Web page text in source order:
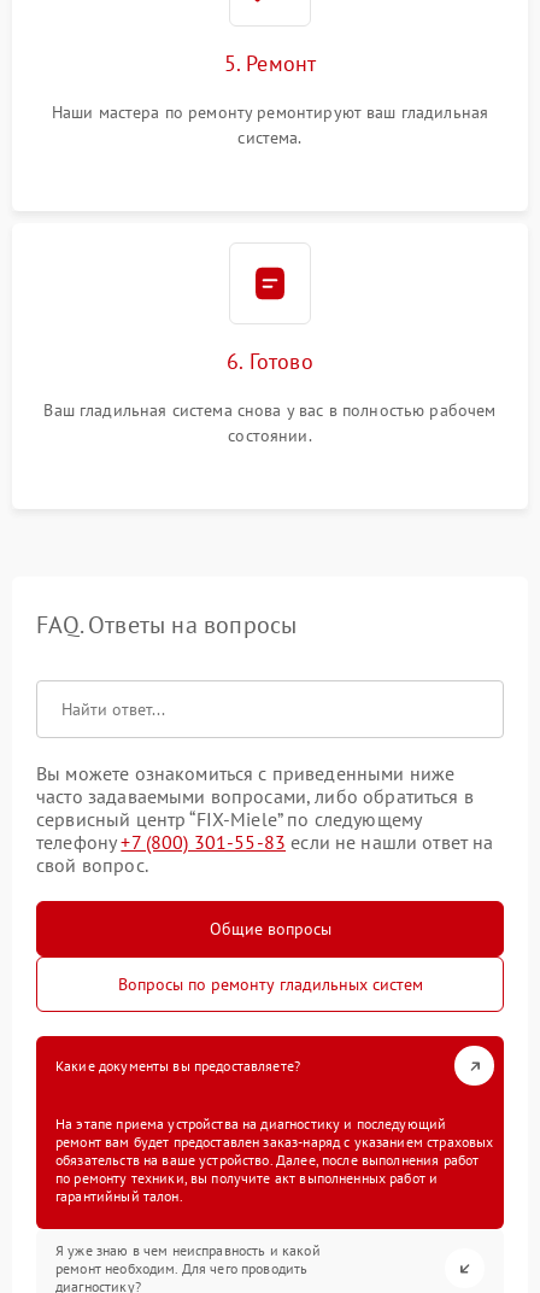
5. Ремонт
Наши мастера по ремонту ремонтируют ваш гладильная
система.
6. Готово
Ваш гладильная система снова у вас в полностью рабочем
состоянии.
FAQ. Ответы на вопросы
Вы можете ознакомиться с приведенными ниже
часто задаваемыми вопросами, либо обратиться в
сервисный центр “FIX-Miele” по следующему
телефону+7 (800) 301-55-83 если не нашли ответ на
свой вопрос.
Общие вопросы
Вопросы по ремонту гладильных систем
Какие документы вы предоставляете?
На этапе приема устройства на диагностику и последующий
ремонт вам будет предоставлен заказ-наряд с указанием страховых
обязательств на ваше устройство. Далее, после выполнения работ
по ремонту техники, вы получите акт выполненных работ и
гарантийный талон.
Я уже знаю в чем неисправность и какой
ремонт необходим. Для чего проводить
диагностику?